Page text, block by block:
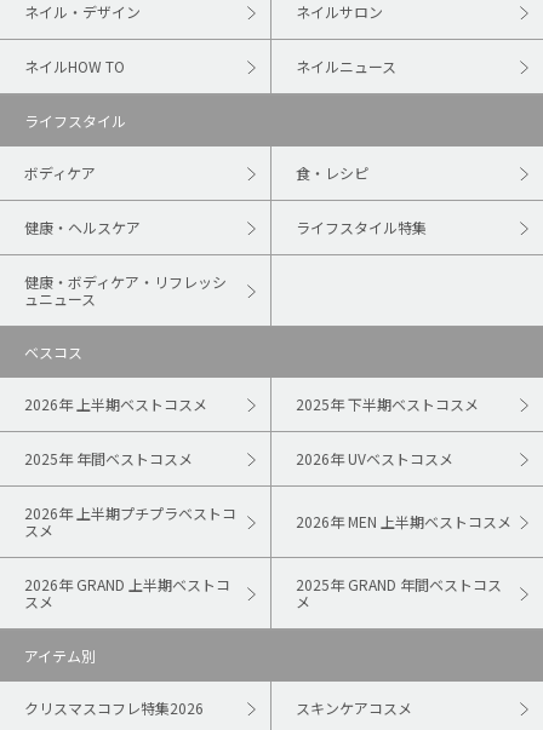
ネイル・デザイン ネイルサロン
ネイルHOW TO ネイルニュース
ライフスタイル
ボディケア 食・レシピ
健康・ヘルスケア ライフスタイル特集
健康・ボディケア・リフレッシ
ュニュース
ベスコス
2026年 上半期ベストコスメ 2025年 下半期ベストコスメ
2025年 年間ベストコスメ 2026年 UVベストコスメ
2026年 上半期プチプラベストコ
スメ
2026年 MEN 上半期ベストコスメ
2026年 GRAND 上半期ベストコ
スメ
2025年 GRAND 年間ベストコス
メ
アイテム別
クリスマスコフレ特集2026 スキンケアコスメ